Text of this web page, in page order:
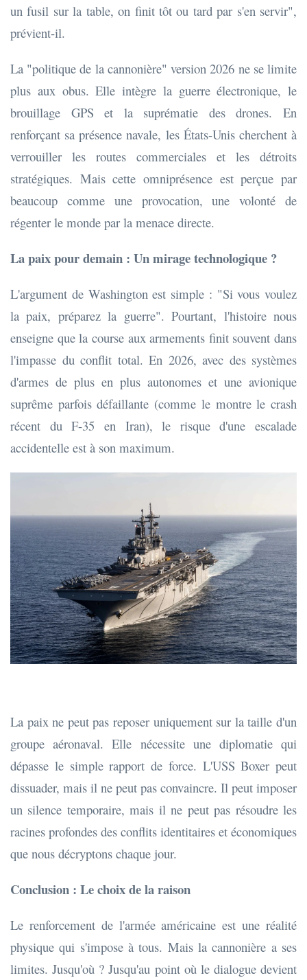
un fusil sur la table, on finit tôt ou tard par s'en servir",
prévient-il.
La "politique de la cannonière" version 2026 ne se limite
plus aux obus. Elle intègre la guerre électronique, le
brouillage GPS et la suprématie des drones. En
renforçant sa présence navale, les États-Unis cherchent à
verrouiller les routes commerciales et les détroits
stratégiques. Mais cette omniprésence est perçue par
beaucoup comme une provocation, une volonté de
régenter le monde par la menace directe.
La paix pour demain : Un mirage technologique ?
L'argument de Washington est simple : "Si vous voulez
la paix, préparez la guerre". Pourtant, l'histoire nous
enseigne que la course aux armements finit souvent dans
l'impasse du conflit total. En 2026, avec des systèmes
d'armes de plus en plus autonomes et une avionique
suprême parfois défaillante (comme le montre le crash
récent du F-35 en Iran), le risque d'une escalade
accidentelle est à son maximum.
La paix ne peut pas reposer uniquement sur la taille d'un
groupe aéronaval. Elle nécessite une diplomatie qui
dépasse le simple rapport de force. L'USS Boxer peut
dissuader, mais il ne peut pas convaincre. Il peut imposer
un silence temporaire, mais il ne peut pas résoudre les
racines profondes des conflits identitaires et économiques
que nous décryptons chaque jour.
Conclusion : Le choix de la raison
Le renforcement de l'armée américaine est une réalité
physique qui s'impose à tous. Mais la cannonière a ses
limites. Jusqu'où ? Jusqu'au point où le dialogue devient